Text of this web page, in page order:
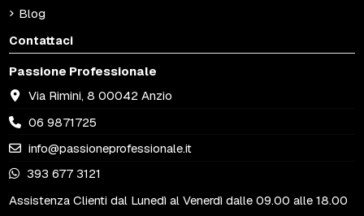
Blog
Contattaci
Passione Professionale
Via Rimini, 8 00042 Anzio
06 9871725
info@passioneprofessionale.it
393 677 3121
Assistenza Clienti dal Lunedì al Venerdì dalle 09.00 alle 18.00